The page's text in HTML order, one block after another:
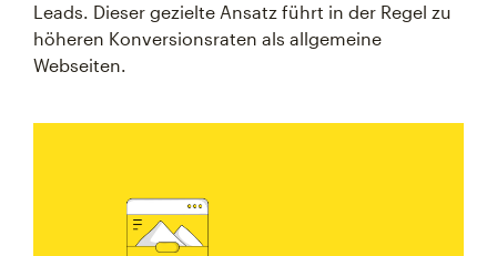
Leads. Dieser gezielte Ansatz führt in der Regel zu
höheren Konversionsraten als allgemeine
Webseiten.